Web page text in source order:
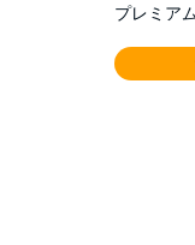
プレミア